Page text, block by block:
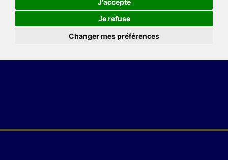
Je refuse
Changer mes préférences